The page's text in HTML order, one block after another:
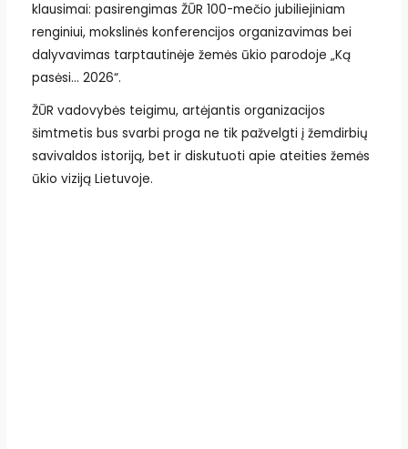
klausimai: pasirengimas ŽŪR 100-mečio jubiliejiniam
renginiui, mokslinės konferencijos organizavimas bei
dalyvavimas tarptautinėje žemės ūkio parodoje „Ką
pasėsi… 2026“.
ŽŪR vadovybės teigimu, artėjantis organizacijos
šimtmetis bus svarbi proga ne tik pažvelgti į žemdirbių
savivaldos istoriją, bet ir diskutuoti apie ateities žemės
ūkio viziją Lietuvoje.